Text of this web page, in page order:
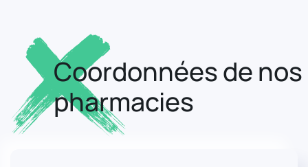
Coordonnées de nos
pharmacies